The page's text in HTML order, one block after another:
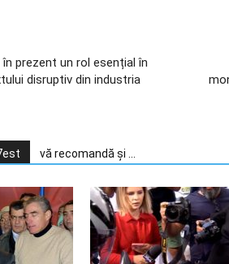
în prezent un rol esențial în
disruptiv din industria
vă recomandă și ...